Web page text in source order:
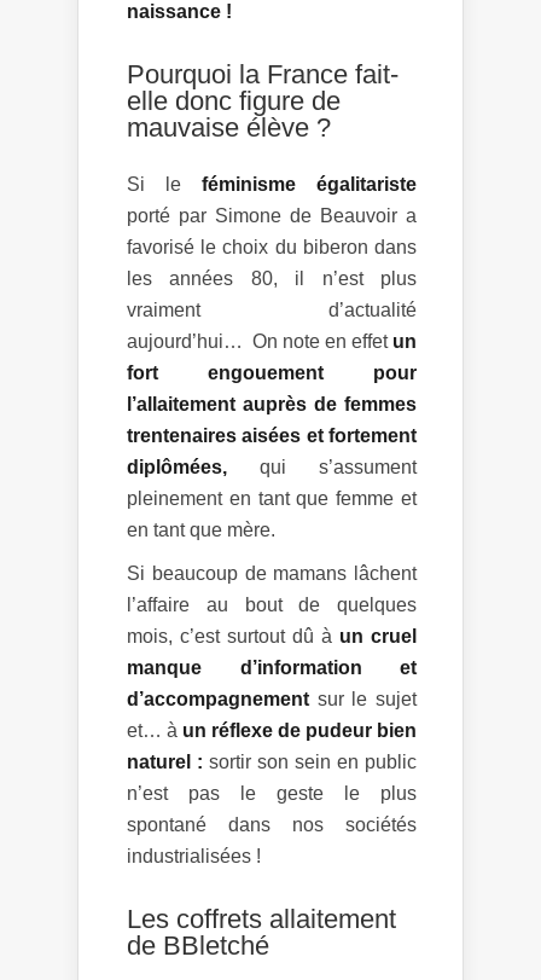
naissance !
Pourquoi la France fait-
elle donc figure de
mauvaise élève ?
Si le féminisme égalitariste
porté par Simone de Beauvoir a
favorisé le choix du biberon dans
les années 80, il n’est plus
vraiment d’actualité
aujourd’hui… On note en effet un
fort engouement pour
l’allaitement auprès de femmes
trentenaires aisées et fortement
diplômées, qui s’assument
pleinement en tant que femme et
en tant que mère.
Si beaucoup de mamans lâchent
l’affaire au bout de quelques
mois, c’est surtout dû à un cruel
manque d’information et
d’accompagnement sur le sujet
et… à un réflexe de pudeur bien
naturel : sortir son sein en public
n’est pas le geste le plus
spontané dans nos sociétés
industrialisées !
Les coffrets allaitement
de BBletché